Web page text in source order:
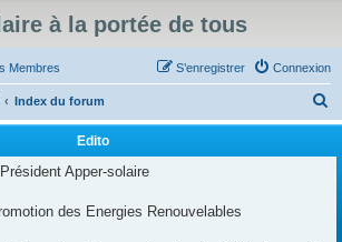
à la portée de tous
Membres Connexion
S’enregistrer
Index du forum
e
Edito
Apper-solaire
des Energies Renouvelables